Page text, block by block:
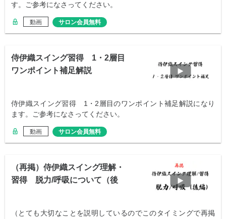
す。ご参考になさってください。
動画 サロン会員無料
侍伊織スイング習得 1・2層目
ワンポイント補足解説
侍伊織スイング習得 1・2層目のワンポイント補足解説になり
ます。ご参考になさってください。
動画 サロン会員無料
（再掲）侍伊織スイング理解・
習得 脱力/呼吸について（後
（とても大切なことを説明しているのでこのタイミングで再掲